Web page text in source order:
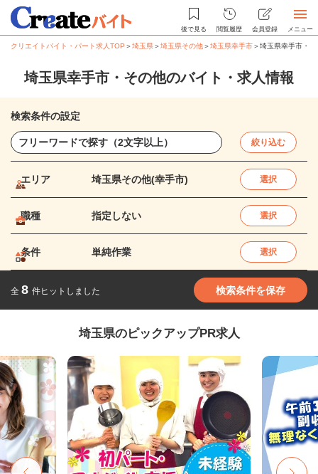
後で見る 閲覧履歴 会員登録 メニュー
クリエイトバイト・パート求人TOP ＞埼玉県＞埼玉県その他＞埼玉県幸手市＞埼玉県幸手市・
埼玉県幸手市・その他のバイト・求人情報
検索条件の設定
絞り込む
エリア 埼玉県その他(幸手市) 選択
職種 指定しない 選択
条件 単純作業 選択
全 8 件ヒットしました 検索条件を保存
埼玉県のピックアップPR求人